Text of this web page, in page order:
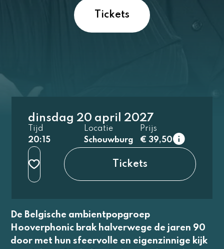
Tickets
dinsdag 20 april 2027
Tijd
20:15
Locatie
Schouwburg
Prijs
€ 39,50
normaal
2e rang
3e rang
Tickets
De Belgische ambientpopgroep
Hooverphonic brak halverwege de jaren 90
door met hun sfeervolle en eigenzinnige kijk